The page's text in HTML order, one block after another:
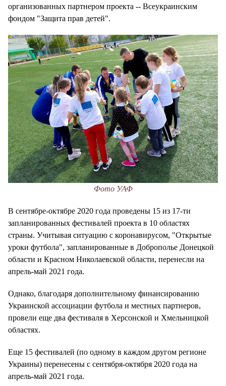
организованных партнером проекта -- Всеукраинским
фондом "Защита прав детей".
Фото УАФ
В сентябре-октябре 2020 года проведены 15 из 17-ти
запланированных фестивалей проекта в 10 областях
страны. Учитывая ситуацию с коронавирусом, "Открытые
уроки футбола", запланированные в Доброполье Донецкой
области и Красном Николаевской области, перенесли на
апрель-май 2021 года.
Однако, благодаря дополнительному финансированию
Украинской ассоциации футбола и местных партнеров,
провели еще два фестиваля в Херсонской и Хмельницкой
областях.
Еще 15 фестивалей (по одному в каждом другом регионе
Украины) перенесены с сентября-октября 2020 года на
апрель-май 2021 года.